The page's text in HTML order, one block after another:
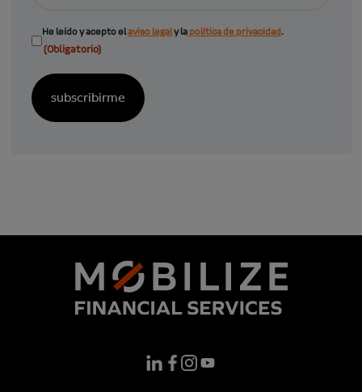
Consentimiento
(Obligatorio)
He leído y acepto elaviso legaly la política de privacidad.
(Obligatorio)